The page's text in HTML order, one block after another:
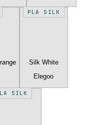
PLA SILK
Silk White
Elegoo
SILK